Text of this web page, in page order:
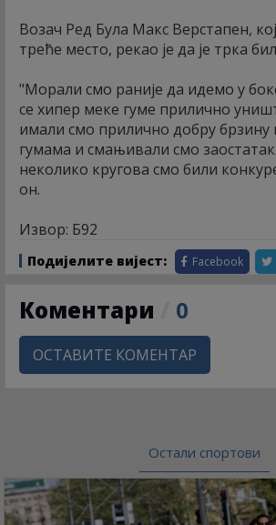
Возач Ред Була Макс Верстапен,
треће место, рекао је да је трка
"Морали смо раније да идемо у
се хипер меке гуме прилично
имали смо прилично добру брзину
гумама и смањивали смо
неколико кругова смо били
он.
Извор: Б92
Подијелите вијест: Facebook
Коментари 0
ОСТАВИТЕ КОМЕНТАР
Остали спортови